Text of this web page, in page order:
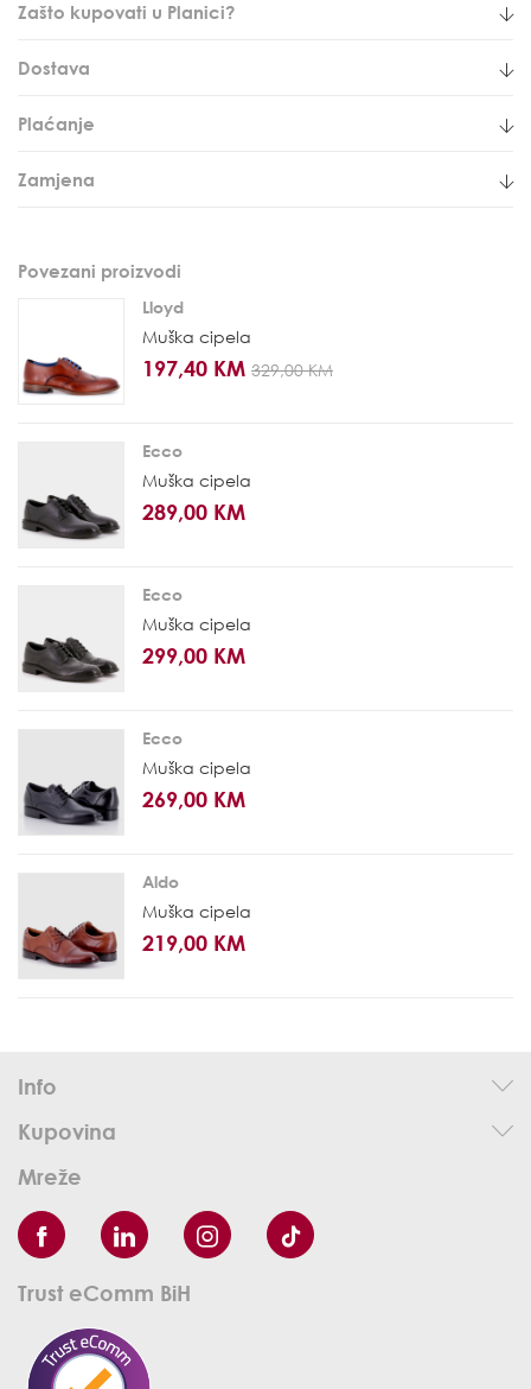
Zašto kupovati u Planici?
Dostava
Plaćanje
Zamjena
Povezani proizvodi
Lloyd
Muška cipela
197,40 KM 329,00 KM
Ecco
Muška cipela
289,00 KM
Ecco
Muška cipela
299,00 KM
Ecco
Muška cipela
269,00 KM
Aldo
Muška cipela
219,00 KM
Info
Kupovina
Mreže
Trust eComm BiH